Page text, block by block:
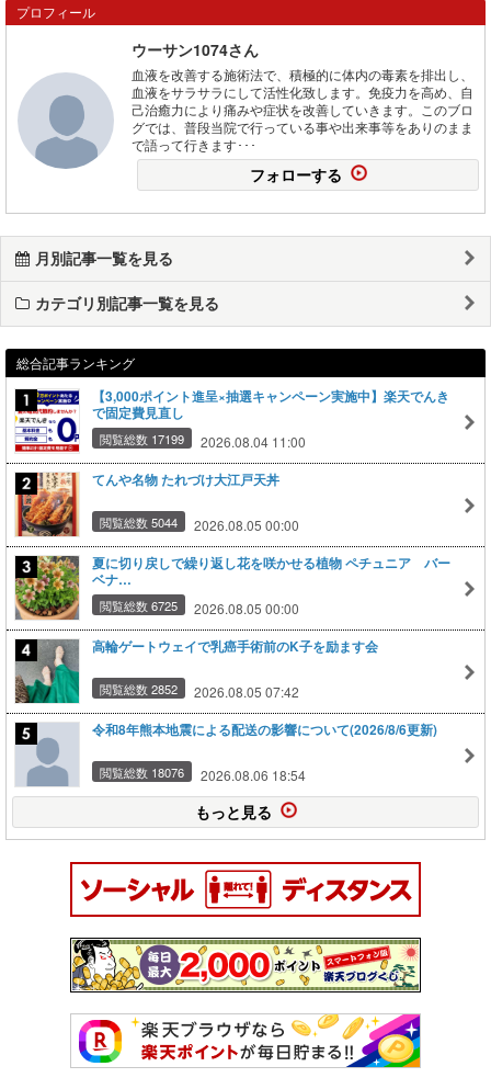
プロフィール
ウーサン1074さん
血液を改善する施術法で、積極的に体内の毒素を排出し、
血液をサラサラにして活性化致します。免疫力を高め、自
己治癒力により痛みや症状を改善していきます。このブロ
グでは、普段当院で行っている事や出来事等をありのまま
で語って行きます･･･
フォローする
月別記事一覧を見る
カテゴリ別記事一覧を見る
総合記事ランキング
【3,000ポイント進呈×抽選キャンペーン実施中】楽天でんき
で固定費見直し
閲覧総数 17199 2026.08.04 11:00
てんや名物 たれづけ大江戸天丼
閲覧総数 5044 2026.08.05 00:00
夏に切り戻しで繰り返し花を咲かせる植物 ペチュニア バー
ベナ…
閲覧総数 6725 2026.08.05 00:00
高輪ゲートウェイで乳癌手術前のK子を励ます会
閲覧総数 2852 2026.08.05 07:42
令和8年熊本地震による配送の影響について(2026/8/6更新)
閲覧総数 18076 2026.08.06 18:54
もっと見る